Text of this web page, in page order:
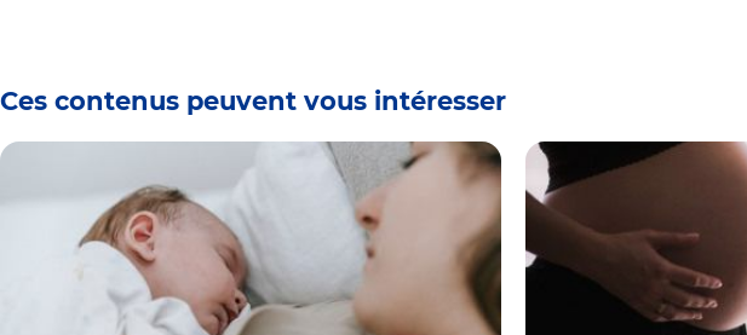
Ces contenus peuvent vous intéresser